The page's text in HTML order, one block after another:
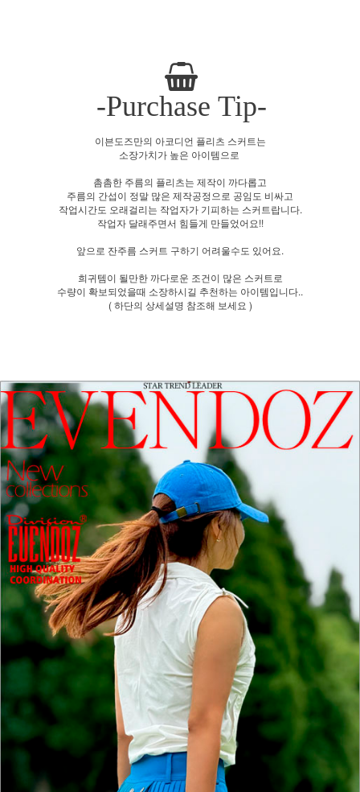
-Purchase Tip-
이븐도즈만의 아코디언 플리츠 스커트는
소장가치가 높은 아이템으로
촘촘한 주름의 플리츠는 제작이 까다롭고
주름의 간섭이 정말 많은 제작공정으로 공임도 비싸고
작업시간도 오래걸리는 작업자가 기피하는 스커트랍니다.
작업자 달래주면서 힘들게 만들었어요!!
앞으로 잔주름 스커트 구하기 어려울수도 있어요.
희귀템이 될만한 까다로운 조건이 많은 스커트로
수량이 확보되었을때 소장하시길 추천하는 아이템입니다..
( 하단의 상세설명 참조해 보세요 )